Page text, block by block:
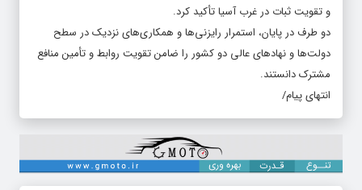
و تقویت ثبات در غرب آسیا تأکید کرد.
دو طرف در پایان، استمرار رایزنی‌ها و همکاری‌های نزدیک در سطح
دولت‌ها و نهادهای عالی دو کشور را ضامن تقویت روابط و تأمین منافع
مشترک دانستند.
انتهای پیام/